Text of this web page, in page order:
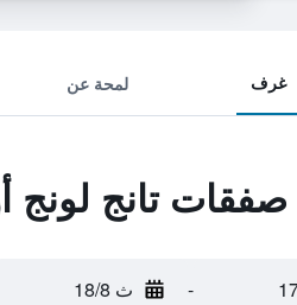
غرف لمحة عن
تانج لونج
- ث 18/8